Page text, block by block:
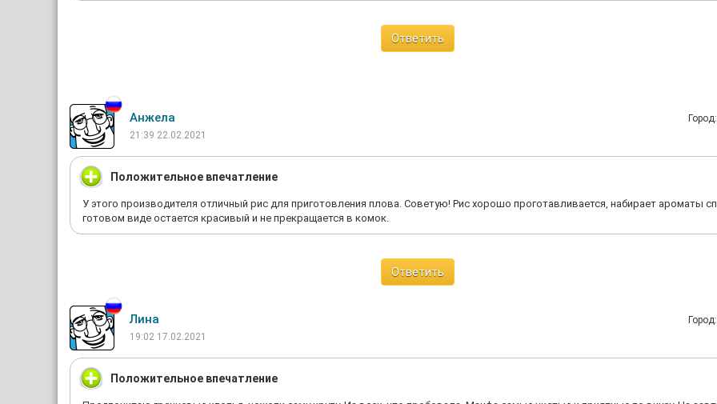
Ответить
Анжела
21:39 22.02.2021
Положительное впечатление
У этого производителя отличный рис для приготовления плова. Советую! Рис хорошо проготавливается, набирает ароматы
готовом виде остается красивый и не прекращается в комок.
Ответить
Лина
19:02 17.02.2021
Положительное впечатление